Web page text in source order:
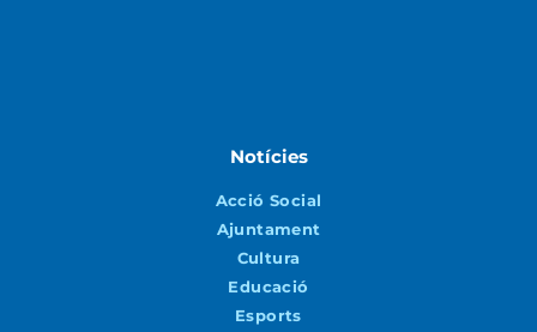
Notícies
Acció Social
Ajuntament
Cultura
Educació
Esports